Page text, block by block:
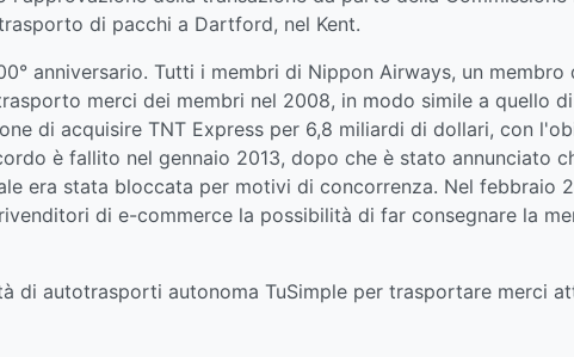
di pacchi a Dartford, nel Kent.
anniversario. Tutti i membri di Nippon Airways, un membro
merci dei membri nel 2008, in modo simile a quello
di acquisire TNT Express per 6,8 miliardi di dollari, con
è fallito nel gennaio 2013, dopo che è stato annunciato
era stata bloccata per motivi di concorrenza. Nel febbraio
di e-commerce la possibilità di far consegnare la
di autotrasporti autonoma TuSimple per trasportare merci